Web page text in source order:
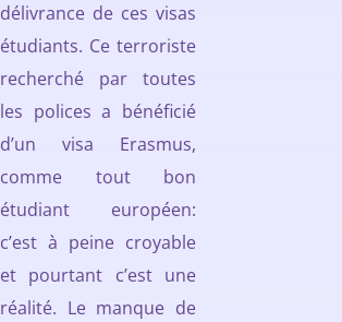
délivrance de ces visas
étudiants. Ce terroriste
recherché par toutes
les polices a bénéficié
d’un visa Erasmus,
comme tout bon
étudiant européen:
c’est à peine croyable
et pourtant c’est une
réalité. Le manque de